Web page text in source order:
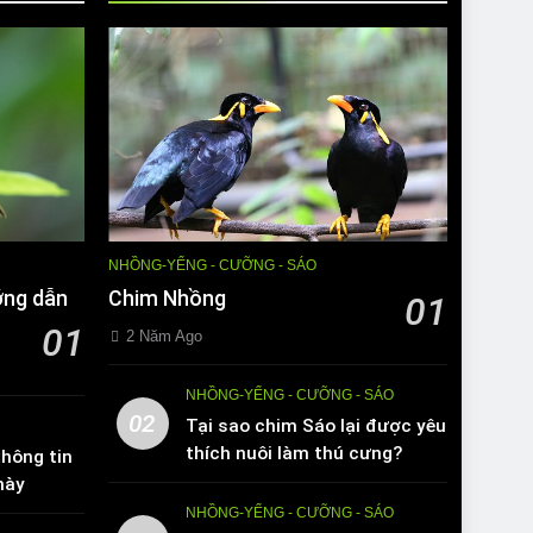
dẫn
01
tin
NHỒNG-YỂNG - CƯỠNG - SÁO
Chim Nhồng 01
2 Năm Ago
02
NHỒNG-YỂNG - CƯỠNG - SÁO
Tại sao chim Sáo lại được yêu
thích nuôi làm thú cưng?
NHỒNG-YỂNG - CƯỠNG - SÁO